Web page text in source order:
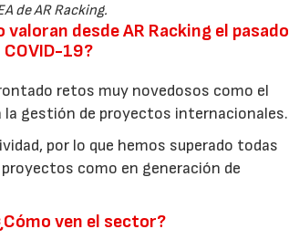
de AR Racking.
desde AR Racking el pasado
19?
retos muy novedosos como el
gestión de proyectos internacionales.
por lo que hemos superado todas
como en generación de
ven el sector?